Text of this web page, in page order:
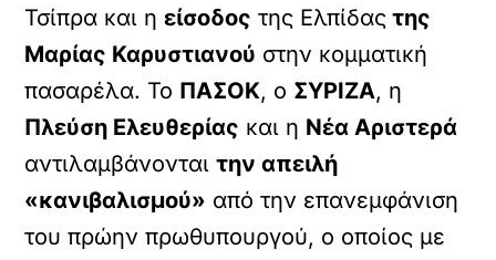
Τσίπρα και ηείσοδος της Ελπίδας της
Μαρίας Καρυστιανού στην κομματική
πασαρέλα. Το ΠΑΣΟΚ, ο ΣΥΡΙΖΑ, η
Πλεύση Ελευθερίας και η Νέα Αριστερά
αντιλαμβάνονταιτην απειλή
«κανιβαλισμού» από την επανεμφάνιση
του πρώην πρωθυπουργού, ο οποίος με